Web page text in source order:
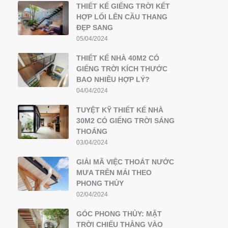
THIẾT KẾ GIẾNG TRỜI KẾT
HỢP LỐI LÊN CẦU THANG
ĐẸP SANG
05/04/2024
THIẾT KẾ NHÀ 40M2 CÓ
GIẾNG TRỜI KÍCH THƯỚC
BAO NHIÊU HỢP LÝ?
04/04/2024
TUYỆT KỸ THIẾT KẾ NHÀ
30M2 CÓ GIẾNG TRỜI SÁNG
THOÁNG
03/04/2024
GIẢI MÃ VIỆC THOÁT NƯỚC
MƯA TRÊN MÁI THEO
PHONG THỦY
02/04/2024
GÓC PHONG THỦY: MẶT
TRỜI CHIẾU THẲNG VÀO